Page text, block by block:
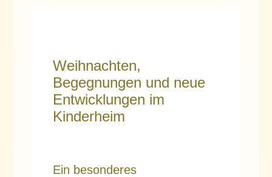
Weihnachten,
Begegnungen und neue
Entwicklungen im
Kinderheim
Ein besonderes